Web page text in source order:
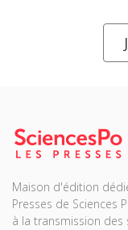
Maison d'édition
Presses de Sciences
à la transmission des